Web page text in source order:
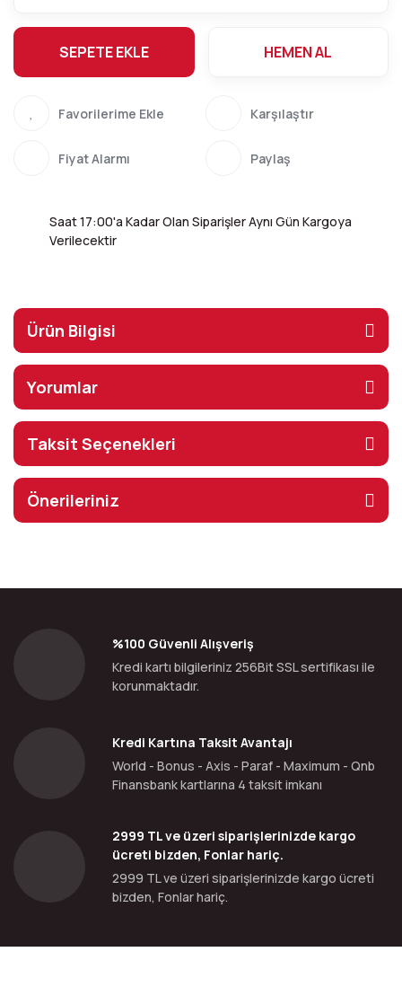
SEPETE EKLE HEMEN AL
Karşılaştır
Fiyat Alarmı Paylaş
Saat 17:00'a Kadar Olan Siparişler Aynı Gün Kargoya
Verilecektir
Ürün Bilgisi
Yorumlar
Taksit Seçenekleri
Önerileriniz
%100 Güvenli Alışveriş
Kredi kartı bilgileriniz 256Bit SSL sertifikası ile
korunmaktadır.
Kredi Kartına Taksit Avantajı
World - Bonus - Axis - Paraf - Maximum - Qnb
Finansbank kartlarına 4 taksit imkanı
2999 TL ve üzeri siparişlerinizde kargo
ücreti bizden, Fonlar hariç.
2999 TL ve üzeri siparişlerinizde kargo ücreti
bizden, Fonlar hariç.